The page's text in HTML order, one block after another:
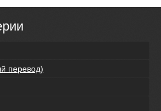
перевод)